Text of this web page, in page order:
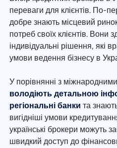
переваги для клієнтів. По-
добре знають місцевий
потреб своїх клієнтів. Вони
індивідуальні рішення, які
умови ведення бізнесу в
У порівнянні з
володіють детальною
регіональні банки та
вигідніші умови
українські брокери можуть
швидкий доступ до